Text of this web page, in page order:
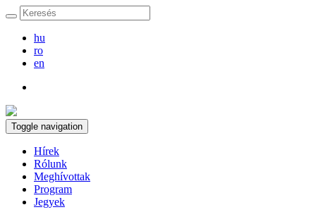
hu
ro
en
Toggle navigation
Hírek
Rólunk
Meghívottak
Program
Jegyek